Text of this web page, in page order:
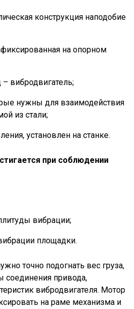
конструкция наподобие
на опорном
вибродвигатель;
нужны для взаимодействия
из стали;
установлен на станке.
при соблюдении
вибрации;
площадки.
точно подогнать вес груза,
соединения привода,
вибродвигателя. Мотор
на раме механизма и